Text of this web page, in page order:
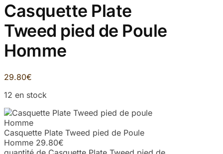
Casquette Plate
Tweed pied de Poule
Homme
29.80€
12 en stock
Casquette Plate Tweed pied de Poule
Homme 29.80€